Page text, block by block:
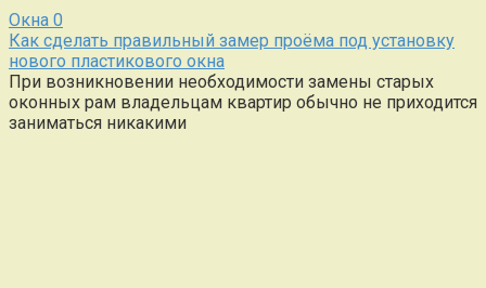
Окна 0
Как сделать правильный замер проёма под установку
нового пластикового окна
При возникновении необходимости замены старых
оконных рам владельцам квартир обычно не приходится
заниматься никакими